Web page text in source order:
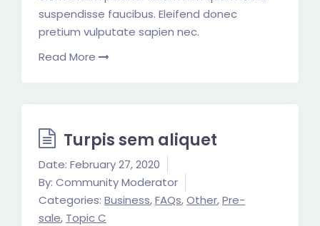
suspendisse faucibus. Eleifend donec
pretium vulputate sapien nec.
Read More
Turpis sem aliquet
Date: February 27, 2020
By: Community Moderator
Categories: Business,FAQs,Other,Pre-
sale, Topic C